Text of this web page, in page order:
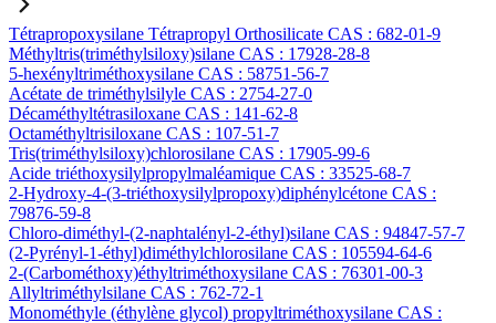
Tétrapropoxysilane Tétrapropyl Orthosilicate CAS : 682-01-9
Méthyltris(triméthylsiloxy)silane CAS : 17928-28-8
5-hexényltriméthoxysilane CAS : 58751-56-7
Acétate de triméthylsilyle CAS : 2754-27-0
Décaméthyltétrasiloxane CAS : 141-62-8
Octaméthyltrisiloxane CAS : 107-51-7
Tris(triméthylsiloxy)chlorosilane CAS : 17905-99-6
Acide triéthoxysilylpropylmaléamique CAS : 33525-68-7
2-Hydroxy-4-(3-triéthoxysilylpropoxy)diphénylcétone CAS :
79876-59-8
Chloro-diméthyl-(2-naphtalényl-2-éthyl)silane CAS : 94847-57-7
(2-Pyrényl-1-éthyl)diméthylchlorosilane CAS : 105594-64-6
2-(Carbométhoxy)éthyltriméthoxysilane CAS : 76301-00-3
Allyltriméthylsilane CAS : 762-72-1
Monométhyle (éthylène glycol) propyltriméthoxysilane CAS :